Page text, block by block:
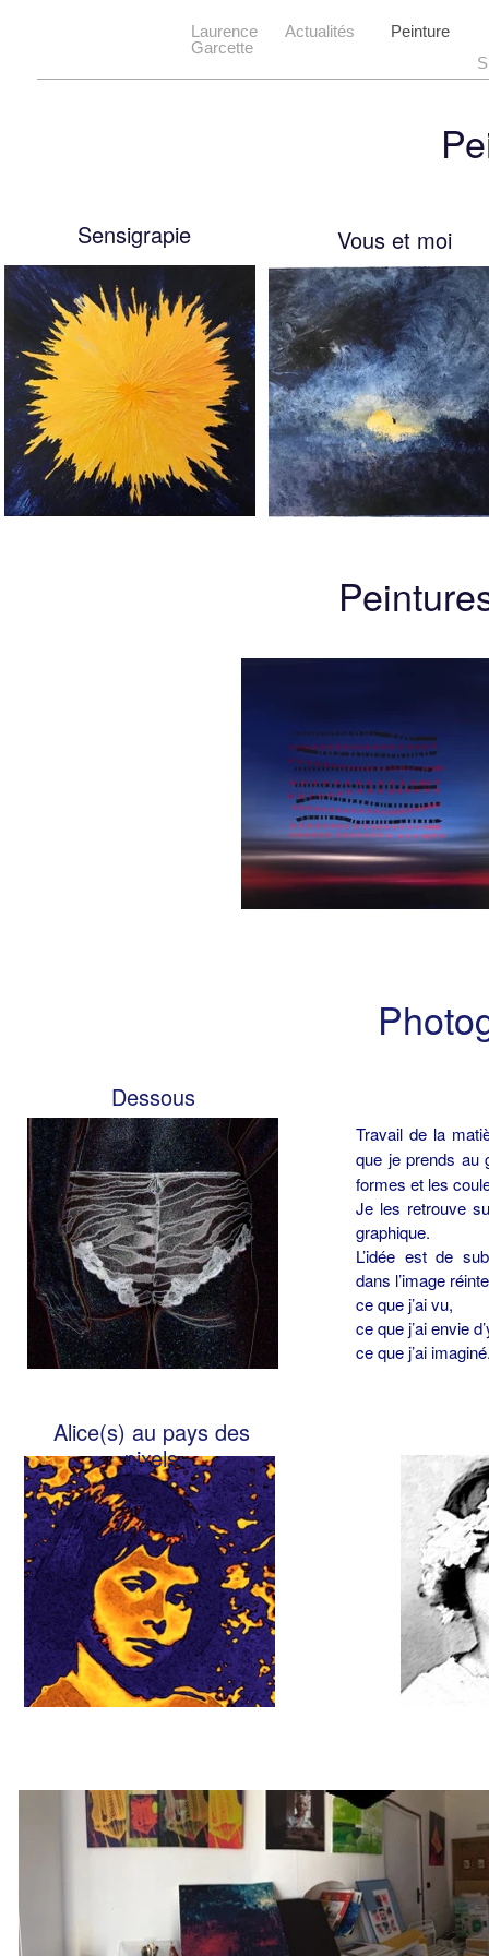
Actualités Peinture
Laurence
Garcette
Sensigrapie Vous et moi
Dessous
Travail de la
que je prends au
formes et les
Je les retrouve
graphique.
L’idée est de
dans l’image
ce que j’ai vu,
ce que j’ai envie
ce que j’ai
Alice(s) au pays des
pixels